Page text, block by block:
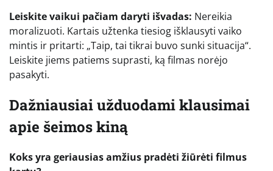
Leiskite vaikui pačiam daryti išvadas: Nereikia
moralizuoti. Kartais užtenka tiesiog išklausyti vaiko
mintis ir pritarti: „Taip, tai tikrai buvo sunki situacija“.
Leiskite jiems patiems suprasti, ką filmas norėjo
pasakyti.
Dažniausiai užduodami klausimai
apie šeimos kiną
Koks yra geriausias amžius pradėti žiūrėti filmus